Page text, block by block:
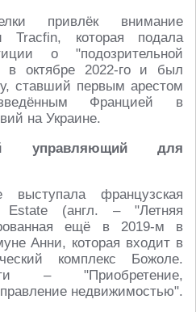
привлёк внимание
Tracfin, которая подала
о "подозрительной
в октябре 2022-го и был
ставший первым арестом
Францией в
на Украине.
управляющий для
выступала французская
(англ. – "Летняя
ещё в 2019-м в
Анни, которая входит в
комплекс Божоле.
– "Приобретение,
недвижимостью".